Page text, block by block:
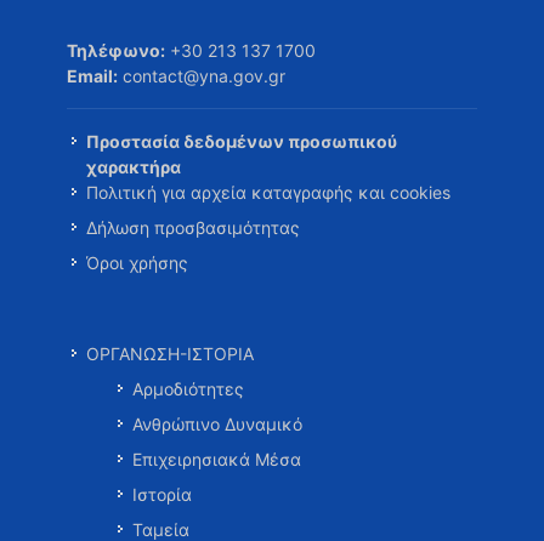
Τηλέφωνο: +30 213 137 1700
Email: contact@yna.gov.gr
Προστασία δεδομένων προσωπικού
χαρακτήρα
Πολιτική για αρχεία καταγραφής και cookies
Δήλωση προσβασιμότητας
Όροι χρήσης
ΟΡΓΑΝΩΣΗ-ΙΣΤΟΡΙΑ
Αρμοδιότητες
Ανθρώπινο Δυναμικό
Επιχειρησιακά Μέσα
Ιστορία
Ταμεία